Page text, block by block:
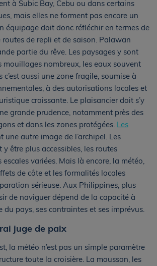
à Subic Bay, Cebu ou dans certains
mais elles ne forment pas encore un
équipage doit donc réfléchir en termes de
routes de repli et de saison. Palawan
partie du rêve. Les paysages y sont
mouillages nombreux, les eaux souvent
aussi une zone fragile, soumise à
à des autorisations locales et
croissante. Le plaisancier doit s’y
grande prudence, notamment près des
et dans les zones protégées. Les
une autre image de l’archipel. Les
être plus accessibles, les routes
escales variées. Mais là encore, la météo,
de côte et les formalités locales
sérieuse. Aux Philippines, plus
de naviguer dépend de la capacité à
du pays, ses contraintes et ses imprévus.
juge de paix
la météo n’est pas un simple paramètre
toute la croisière. La mousson, les